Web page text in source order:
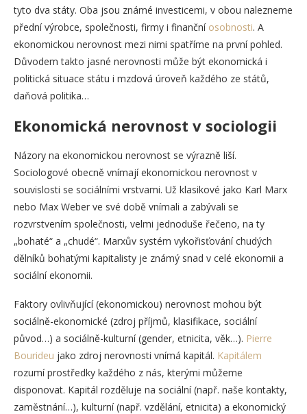
tyto dva státy. Oba jsou známé investicemi, v obou nalezneme
přední výrobce, společnosti, firmy i finanční osobnosti. A
ekonomickou nerovnost mezi nimi spatříme na první pohled.
Důvodem takto jasné nerovnosti může být ekonomická i
politická situace státu i mzdová úroveň každého ze států,
daňová politika…
Ekonomická nerovnost v sociologii
Názory na ekonomickou nerovnost se výrazně liší.
Sociologové obecně vnímají ekonomickou nerovnost v
souvislosti se sociálními vrstvami. Už klasikové jako Karl Marx
nebo Max Weber ve své době vnímali a zabývali se
rozvrstvením společnosti, velmi jednoduše řečeno, na ty
„bohaté“ a „chudé“. Marxův systém vykořisťování chudých
dělníků bohatými kapitalisty je známý snad v celé ekonomii a
sociální ekonomii.
Faktory ovlivňující (ekonomickou) nerovnost mohou být
sociálně-ekonomické (zdroj příjmů, klasifikace, sociální
původ…) a sociálně-kulturní (gender, etnicita, věk…). Pierre
Bourideu jako zdroj nerovnosti vnímá kapitál. Kapitálem
rozumí prostředky každého z nás, kterými můžeme
disponovat. Kapitál rozděluje na sociální (např. naše kontakty,
zaměstnání…), kulturní (např. vzdělání, etnicita) a ekonomický